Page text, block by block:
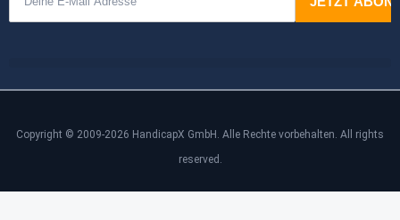
Copyright © 2009-2026 HandicapX GmbH. Alle Rechte vorbehalten. All rights
reserved.